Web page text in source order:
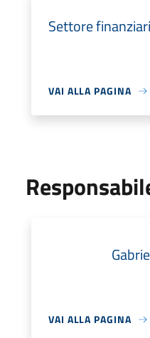
Settore
VAI ALLA PAGINA
VAI ALLA PAGINA